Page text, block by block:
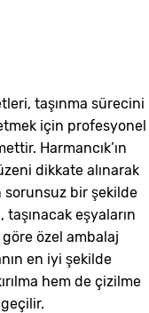
taşınma sürecini
için profesyonel
Harmancık’ın
dikkate alınarak
sorunsuz bir şekilde
eşyaların
özel ambalaj
en iyi şekilde
hem de çizilme